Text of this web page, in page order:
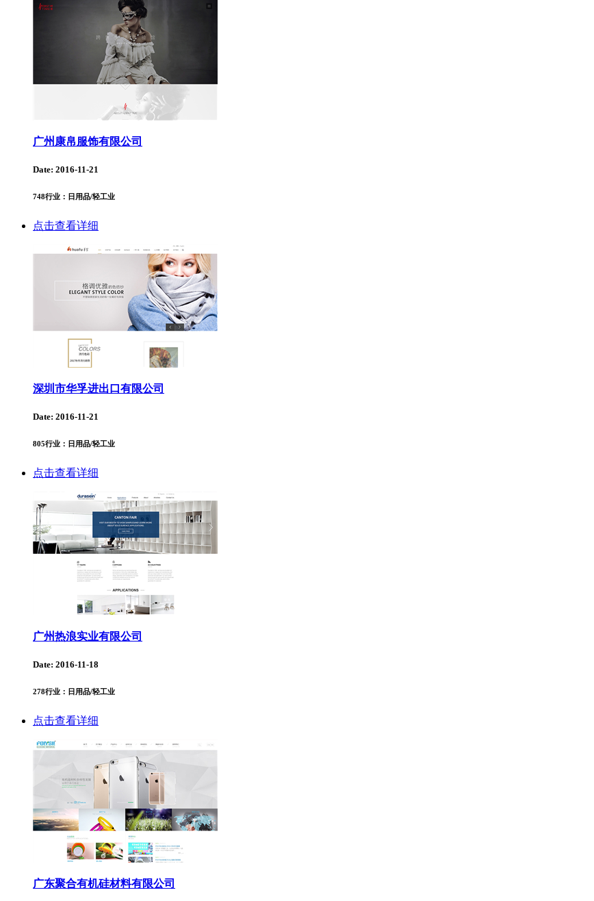
广州康帛服饰有限公司
Date: 2016-11-21
748行业：日用品/轻工业
点击查看详细
深圳市华孚进出口有限公司
Date: 2016-11-21
805行业：日用品/轻工业
点击查看详细
广州热浪实业有限公司
Date: 2016-11-18
278行业：日用品/轻工业
点击查看详细
广东聚合有机硅材料有限公司